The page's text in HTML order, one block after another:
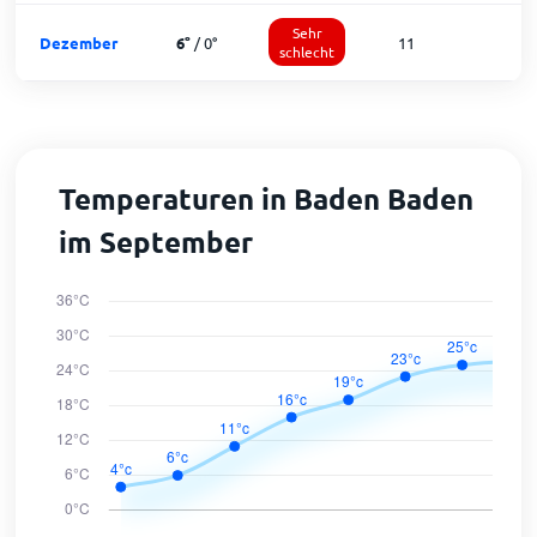
Dezember 6°/0°
Sehr
schlecht
11
Temperaturen in Baden Baden
im September